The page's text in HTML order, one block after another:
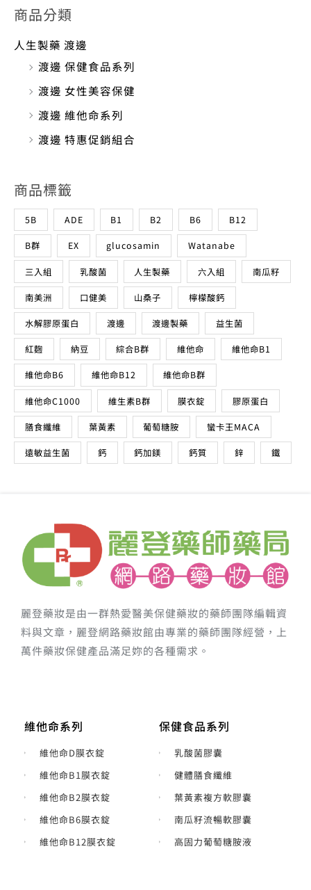
商品分類
人生製藥 渡邊
渡邊 保健食品系列
渡邊 女性美容保健
渡邊 維他命系列
渡邊 特惠促銷組合
商品標籤
5B ADE B1 B2 B6 B12
B群 EX glucosamin Watanabe
三入組 乳酸菌 人生製藥 六入組 南瓜籽
南美洲 口健美 山桑子 檸檬酸鈣
水解膠原蛋白 渡邊 渡邊製藥 益生菌
紅麴 納豆 綜合B群 維他命 維他命B1
維他命B6 維他命B12 維他命B群
維他命C1000 維生素B群 膜衣錠 膠原蛋白
膳食纖維 葉黃素 葡萄糖胺 蠻卡王MACA
遠敏益生菌 鈣 鈣加鎂 鈣質 鋅 鐵
麗登藥妝是由一群熱愛醫美保健藥妝的藥師團隊編輯資
料與文章，麗登網路藥妝館由專業的藥師團隊經營，上
萬件藥妝保健產品滿足妳的各種需求。
維他命系列
維他命D膜衣錠
維他命B1膜衣錠
維他命B2膜衣錠
維他命B6膜衣錠
維他命B12膜衣錠
保健食品系列
乳酸菌膠囊
健體膳食纖維
葉黃素複方軟膠囊
南瓜籽流暢軟膠囊
高固力葡萄糖胺液